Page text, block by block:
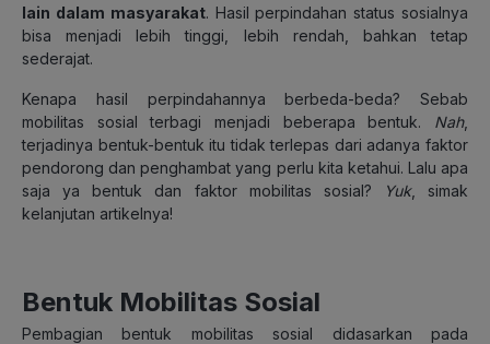
lain dalam masyarakat. Hasil perpindahan status sosialnya
bisa menjadi lebih tinggi, lebih rendah, bahkan tetap
sederajat.
Kenapa hasil perpindahannya berbeda-beda? Sebab
mobilitas sosial terbagi menjadi beberapa bentuk. Nah,
terjadinya bentuk-bentuk itu tidak terlepas dari adanya faktor
pendorong dan penghambat yang perlu kita ketahui. Lalu apa
saja ya bentuk dan faktor mobilitas sosial?
Yuk, simak
kelanjutan artikelnya!
Bentuk Mobilitas Sosial
Pembagian bentuk mobilitas sosial didasarkan pada